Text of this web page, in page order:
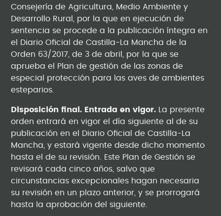
Consejería de Agricultura, Medio Ambiente y
Desarrollo Rural, por la que en ejecución de
sentencia se procede a la publicación íntegra en
el Diario Oficial de Castilla-La Mancha de la
Orden 63/2017, de 3 de abril, por la que se
aprueba el Plan de gestión de las zonas de
especial protección para las aves de ambientes
esteparios.
Disposición final. Entrada en vigor.
La presente
orden entrará en vigor el día siguiente al de su
publicación en el Diario Oficial de Castilla-La
Mancha, y estará vigente desde dicho momento
hasta el de su revisión. Este Plan de Gestión se
revisará cada cinco años, salvo que
circunstancias excepcionales hagan necesaria
su revisión en un plazo anterior, y se prorrogará
hasta la aprobación del siguiente.